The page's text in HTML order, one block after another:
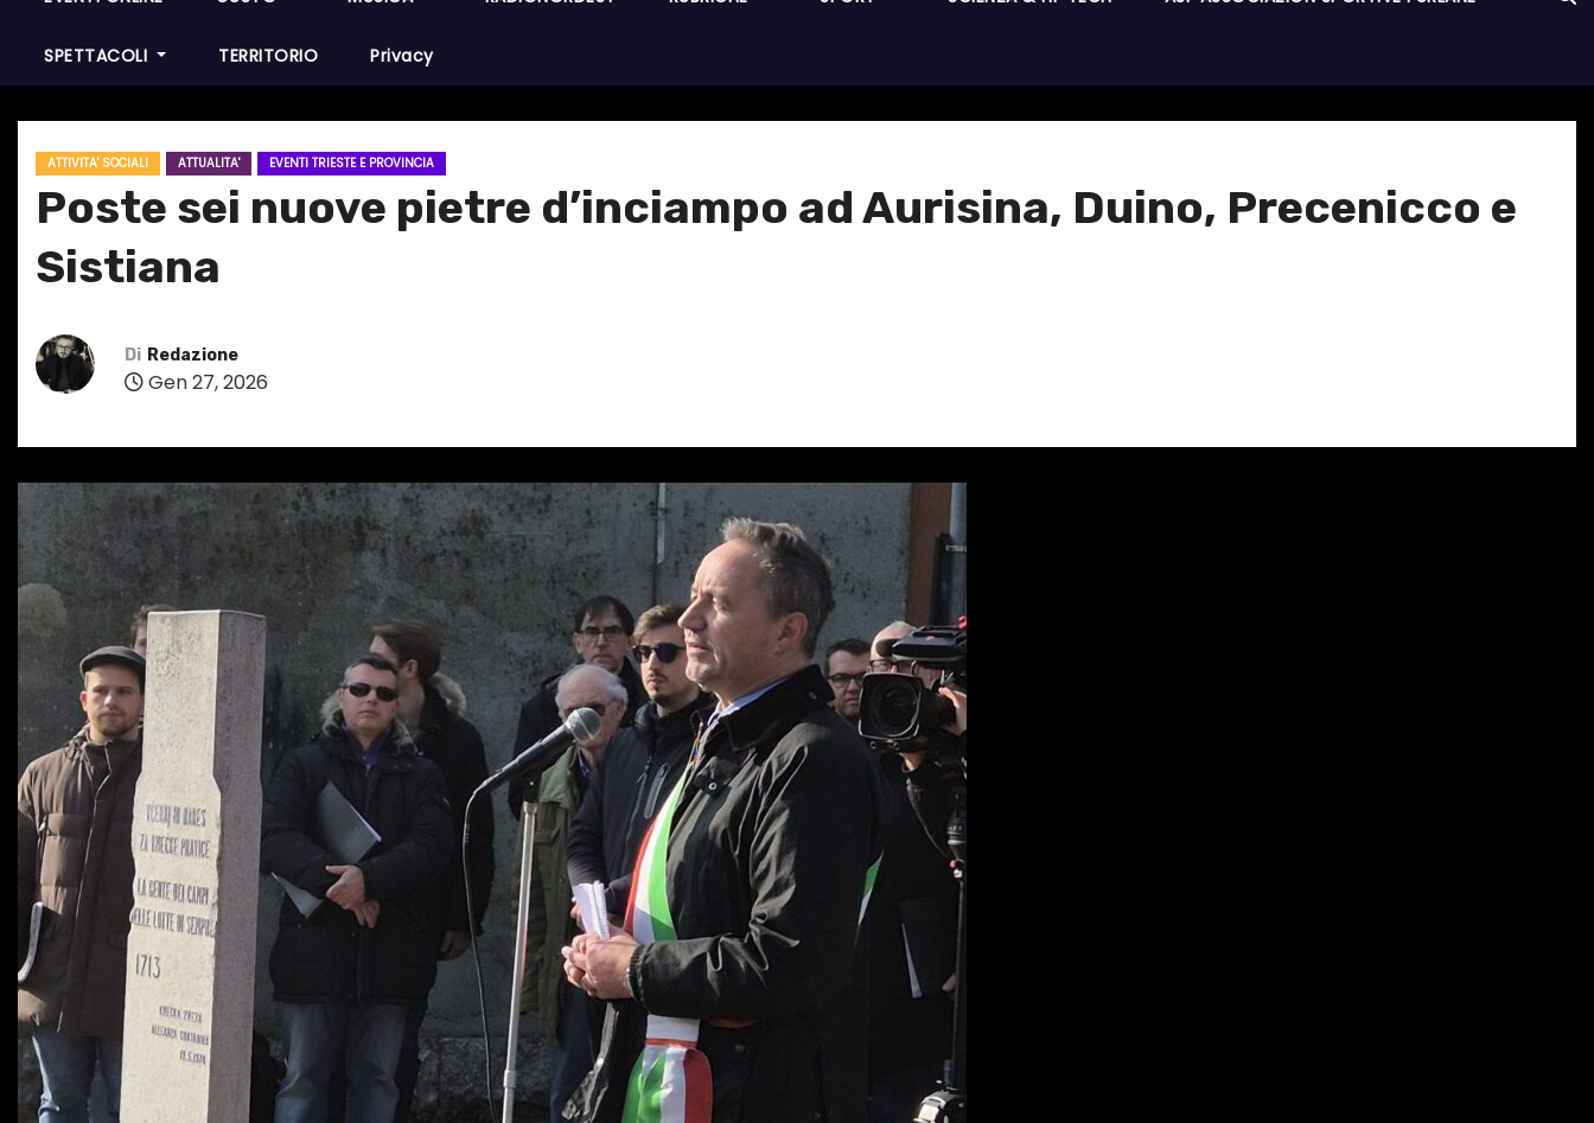
SPETTACOLI TERRITORIO Privacy
ATTIVITA' SOCIALI ATTUALITA' EVENTI TRIESTE E PROVINCIA
Poste sei nuove pietre d’inciampo ad Aurisina, Duino, Precenicco e
Sistiana
Di Redazione
Gen 27, 2026